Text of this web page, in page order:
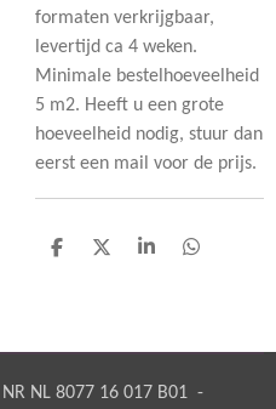
formaten verkrijgbaar,
levertijd ca 4 weken.
Minimale bestelhoeveelheid
5 m2. Heeft u een grote
hoeveelheid nodig, stuur dan
eerst een mail voor de prijs.
D
D
S
D
NL 8077 16 017 B01 -